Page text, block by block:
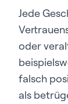
Jede
oder
falsch
als